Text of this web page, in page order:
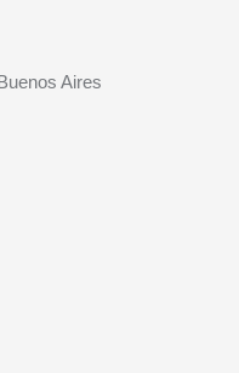
Aires